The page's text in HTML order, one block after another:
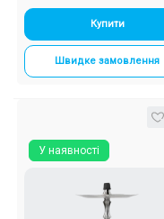
Купити
Швидке замовлення
У наявності